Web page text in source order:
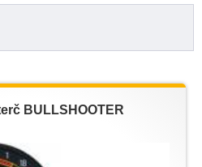
BULLSHOOTER